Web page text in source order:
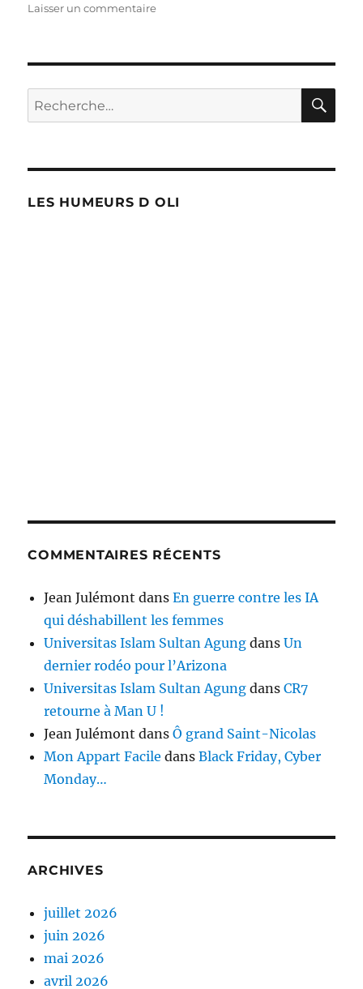
Laisser un commentairesur
Un
se
juin…
Recherche
pour :
LES HUMEURS D OLI
COMMENTAIRES RÉCENTS
Jean Julémont dansEn guerre contre les IA
qui déshabillent les femmes
Universitas Islam Sultan Agung dansUn
dernier rodéo pour l’Arizona
Universitas Islam Sultan Agung dansCR7
retourne à Man U !
Jean Julémont dansÔ grand Saint-Nicolas
Mon Appart Facile dansBlack Friday, Cyber
Monday…
ARCHIVES
juillet 2026
juin 2026
mai 2026
avril 2026